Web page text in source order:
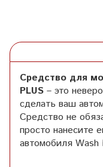
Средство для
PLUS – это
сделать ваш
Средство не
просто нанесите
автомобиля